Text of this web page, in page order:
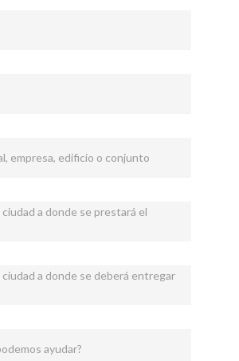
empresa, edificio o conjunto
a donde se prestará el
ciudad a donde se deberá entregar
ayudar?